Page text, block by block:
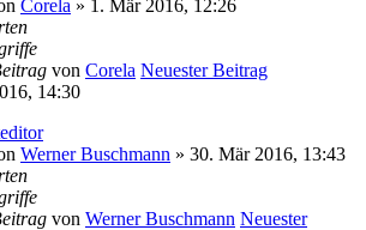
Corela » 1. Mär 2016, 12:26
von Corela Neuester Beitrag
14:30
Werner Buschmann » 30. Mär 2016, 13:43
von Werner Buschmann Neuester